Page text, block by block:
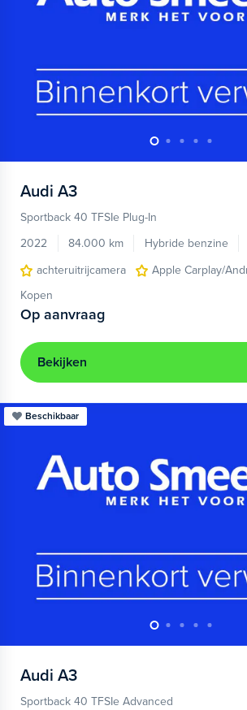
Audi A3
Sportback 40 TFSIe Plug-In
2022
84.000 km Hybride benzine
achteruitrijcamera
Apple Carplay/
Kopen
Op aanvraag
Bekijken
Beschikbaar
Audi A3
Sportback 40 TFSIe Advanced